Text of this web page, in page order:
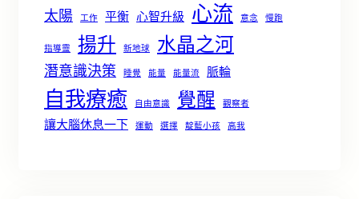
太陽 工作 平衡 心智升級 心流 意念 慢跑
指導靈 揚升 新地球 水晶之河
潛意識決策 睡覺 能量 能量流 脈輪
自我療癒 自由意識 覺醒 觀察者
讓大腦休息一下 運動 選擇 靛藍小孩 高我